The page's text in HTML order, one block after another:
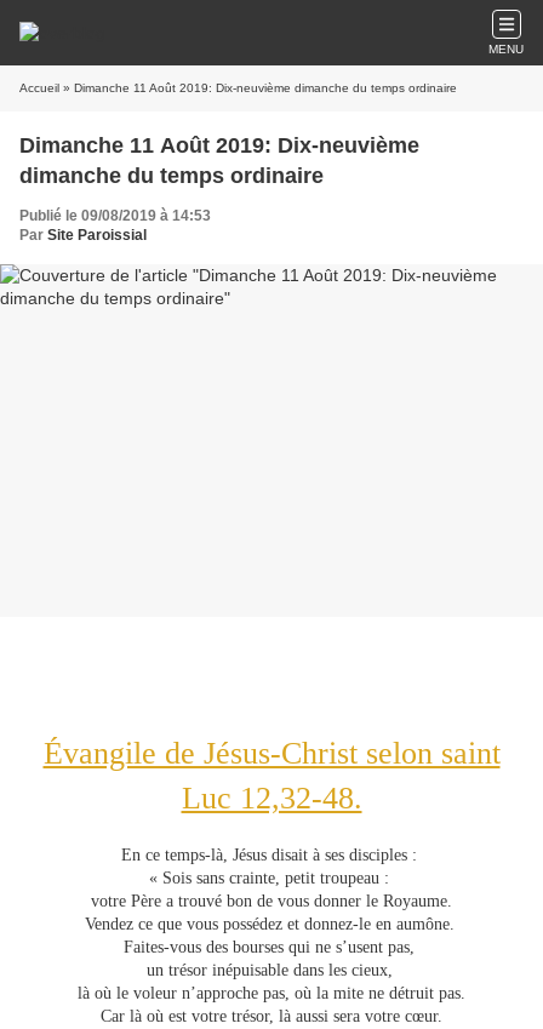
MENU
Accueil » Dimanche 11 Août 2019: Dix-neuvième dimanche du temps ordinaire
Dimanche 11 Août 2019: Dix-neuvième
dimanche du temps ordinaire
Publié le 09/08/2019 à 14:53
Par Site Paroissial
Évangile de Jésus-Christ selon saint
Luc 12,32-48.
En ce temps-là, Jésus disait à ses disciples :
« Sois sans crainte, petit troupeau :
votre Père a trouvé bon de vous donner le Royaume.
Vendez ce que vous possédez et donnez-le en aumône.
Faites-vous des bourses qui ne s’usent pas,
un trésor inépuisable dans les cieux,
là où le voleur n’approche pas, où la mite ne détruit pas.
Car là où est votre trésor, là aussi sera votre cœur.